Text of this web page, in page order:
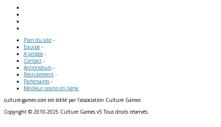
Plan du site -
Equipe -
A propos -
Contact -
Annonceurs -
Recrutement -
Partenaires -
Meilleur casino en ligne
culture-games.com est édité par l'association Culture Games
Copyright © 2010-2025 Culture Games v5 Tous droits réservés.